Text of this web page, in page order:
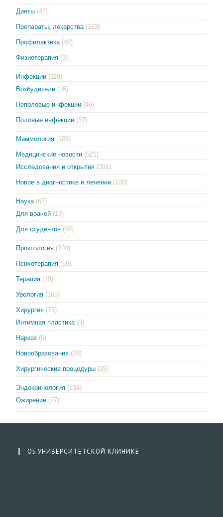
Диеты (47)
Препараты, лекарства (163)
Профилактика (46)
Физиотерапия (3)
Инфекции (119)
Возбудители (16)
Неполовые инфекции (46)
Половые инфекции (57)
Маммология (109)
Медицинские новости (521)
Исследования и открытия (391)
Новое в диагностике и лечении (130)
Наука (67)
Для врачей (19)
Для студентов (48)
Проктология (104)
Психотерапия (59)
Терапия (19)
Урология (165)
Хирургия (73)
Интимная пластика (3)
Наркоз (6)
Новообразования (29)
Хирургические процедуры (25)
Эндокринология (134)
Ожирение (27)
ОБ УНИВЕРСИТЕТСКОЙ КЛИНИКЕ